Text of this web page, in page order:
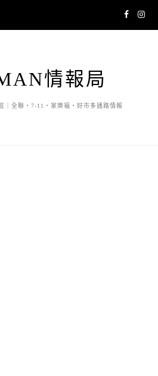
情報局
｜全聯・7-11・家樂福・好市多通路情報